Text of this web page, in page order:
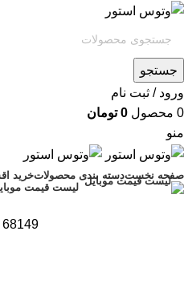
جستجو
ورود / ثبت نام
0 محصول 0 تومان
منو
صفحه نخستدسته بندی محصولاتخرید
لیست قیمت
68149 - 021